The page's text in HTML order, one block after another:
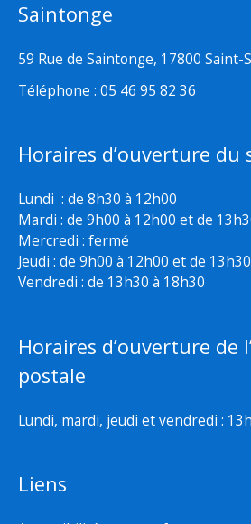
Saintonge
59 Rue de Saintonge, 17800
Téléphone : 05 46 95 82 36
Horaires d’ouverture du
Lundi : de 8h30 à 12h00
Mardi : de 9h00 à 12h00 et de
Mercredi : fermé
Jeudi : de 9h00 à 12h00 et de
Vendredi : de 13h30 à 18h30
Horaires d’ouverture de
postale
Lundi, mardi, jeudi et vendredi :
Liens